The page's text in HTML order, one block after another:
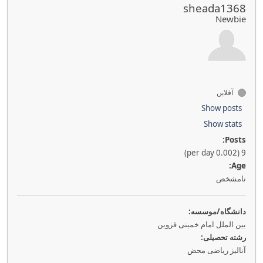
sheada1368
Newbie
آفلاین
Show posts
Show stats
Posts:
9 (0.002 per day)
Age:
نامشخص
دانشگاه/موسسه:
بین الملل امام خمینی قزوین
رشته تحصیلی:
آنالیز ریاضی محض